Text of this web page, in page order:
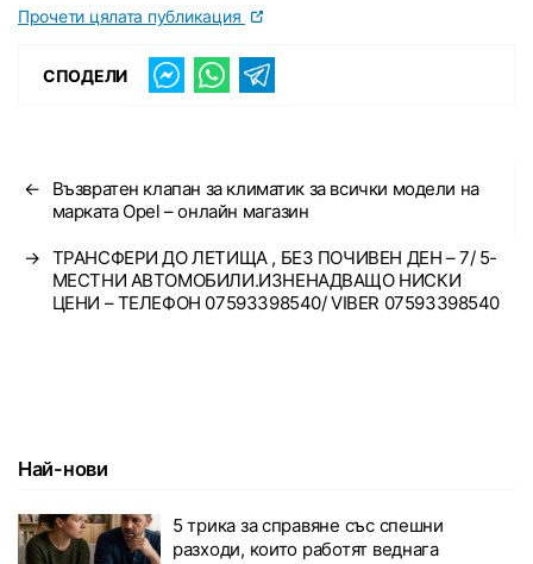
Прочети цялата публикация
СПОДЕЛИ
←
Възвратен клапан за климатик за всички модели на
марката Opel – онлайн магазин
→ ТРАНСФЕРИ ДО ЛЕТИЩА , БЕЗ ПОЧИВЕН ДЕН – 7/ 5-
МЕСТНИ АВТОМОБИЛИ.ИЗНЕНАДВАЩО НИСКИ
ЦЕНИ – ТЕЛЕФОН 07593398540/ VIBER 07593398540
Най-нови
5 трика за справяне със спешни
разходи, които работят веднага